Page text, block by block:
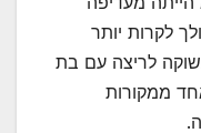
לקרות יותר
לריצה עם בת
ממקורות